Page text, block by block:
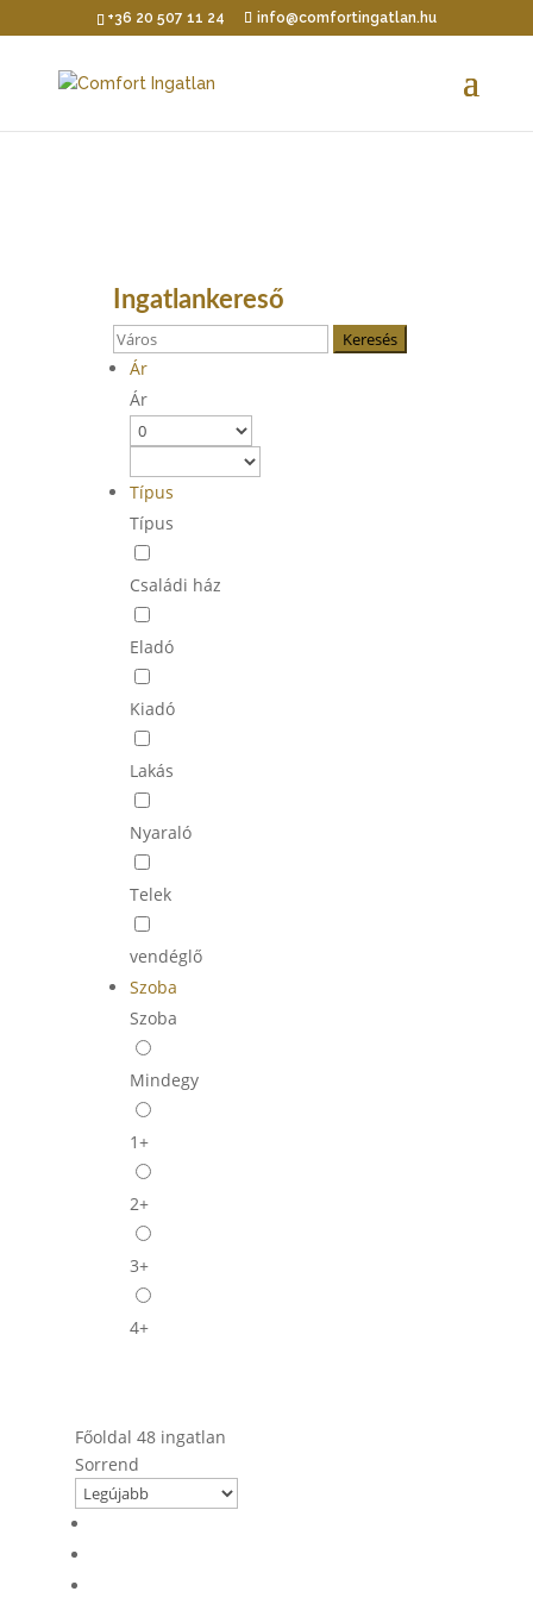
+36 20 507 11 24 info@comfortingatlan.hu
Ingatlankereső
Keresés
Ár
Ár
Típus
Típus
Családi ház
Eladó
Kiadó
Lakás
Nyaraló
Telek
vendéglő
Szoba
Szoba
Mindegy
1+
2+
3+
4+
Főoldal 48 ingatlan
Sorrend